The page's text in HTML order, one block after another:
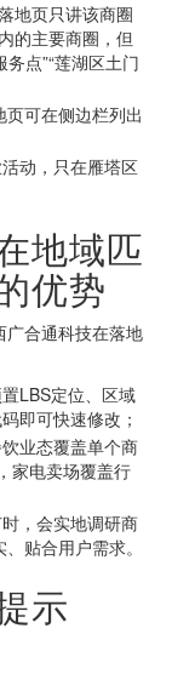
地页只讲该商圈
的主要商圈，但
点”“莲湖区土门
可在侧边栏列出
动，只在雁塔区
地域匹
优势
广合通科技在落地
LBS定位、区域
即可快速修改；
业态覆盖单个商
家电卖场覆盖行
，会实地调研商
贴合用户需求。
示